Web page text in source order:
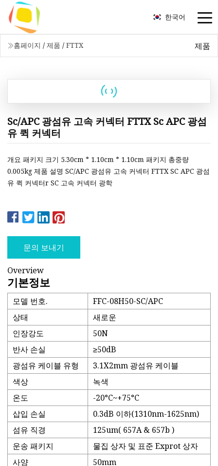
한국어
홈페이지 / 제품 / FTTX 제품
Sc/APC 광섬유 고속 커넥터 FTTX Sc APC 광섬
유 퀵 커넥터
개요 패키지 크기 5.30cm * 1.10cm * 1.10cm 패키지 총중량
0.005kg 제품 설명 SC/APC 광섬유 고속 커넥터 FTTX SC APC 광섬
유 퀵 커넥터r SC 고속 커넥터 광학
문의 보내기
Overview
기본정보
모델 번호.
FFC-08H50-SC/APC
상태
새로운
인장강도
50N
반사 손실
≥50dB
광섬유 케이블 유형
3.1X2mm 광섬유 케이블
색상
녹색
온도
-20°C~+75°C
삽입 손실
0.3dB 이하(1310nm-1625nm)
섬유 직경
125um( 657A & 657b )
운송 패키지
물집 상자 및 표준 Exprot 상자
사양
50mm